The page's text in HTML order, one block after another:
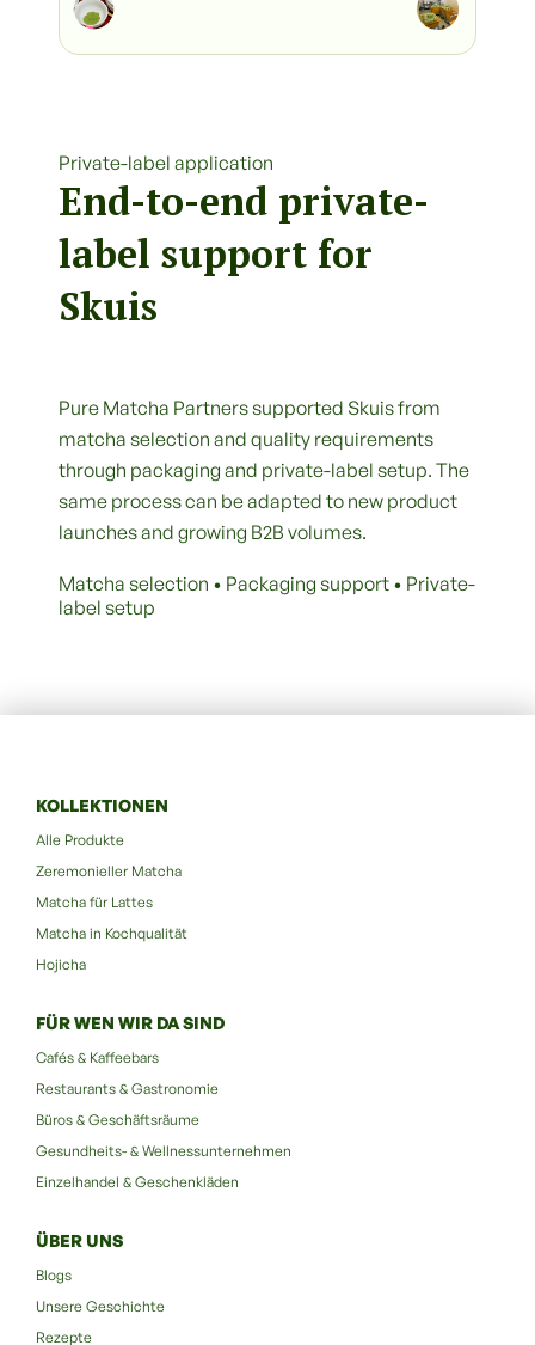
Private-label application
End-to-end private-
label support for
Skuis
Pure Matcha Partners supported Skuis from
matcha selection and quality requirements
through packaging and private-label setup. The
same process can be adapted to new product
launches and growing B2B volumes.
Matcha selection • Packaging support • Private-
label setup
KOLLEKTIONEN
Alle Produkte
Zeremonieller Matcha
Matcha für Lattes
Matcha in Kochqualität
Hojicha
FÜR WEN WIR DA SIND
Cafés & Kaffeebars
Restaurants & Gastronomie
Büros & Geschäftsräume
Gesundheits- & Wellnessunternehmen
Einzelhandel & Geschenkläden
ÜBER UNS
Blogs
Unsere Geschichte
Rezepte